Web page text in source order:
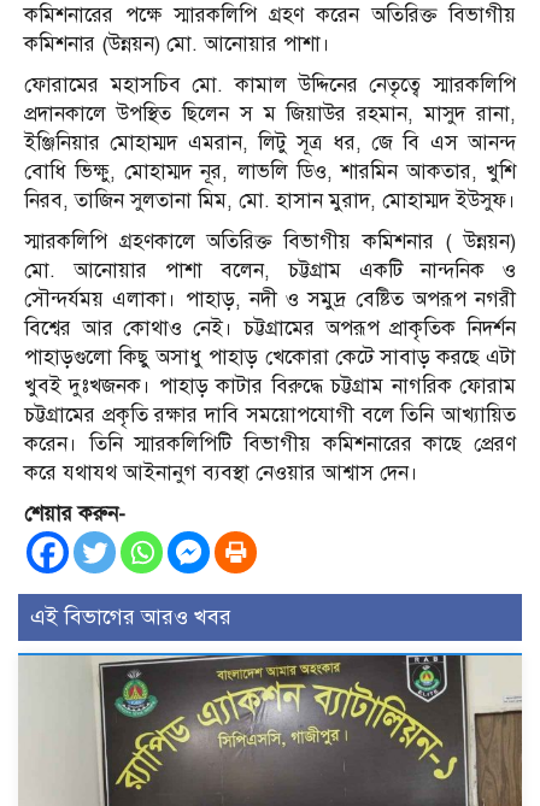
কমিশনারের পক্ষে স্মারকলিপি গ্রহণ করেন অতিরিক্ত বিভাগীয়
কমিশনার (উন্নয়ন) মো. আনোয়ার পাশা।
ফোরামের মহাসচিব মো. কামাল উদ্দিনের নেতৃত্বে স্মারকলিপি
প্রদানকালে উপস্থিত ছিলেন স ম জিয়াউর রহমান, মাসুদ রানা,
ইঞ্জিনিয়ার মোহাম্মদ এমরান, লিটু সূত্র ধর, জে বি এস আনন্দ
বোধি ভিক্ষু, মোহাম্মদ নূর, লাভলি ডিও, শারমিন আকতার, খুশি
নিরব, তাজিন সুলতানা মিম, মো. হাসান মুরাদ, মোহাম্মদ ইউসুফ।
স্মারকলিপি গ্রহণকালে অতিরিক্ত বিভাগীয় কমিশনার ( উন্নয়ন)
মো. আনোয়ার পাশা বলেন, চট্টগ্রাম একটি নান্দনিক ও
সৌন্দর্যময় এলাকা। পাহাড়, নদী ও সমুদ্র বেষ্টিত অপরূপ নগরী
বিশ্বের আর কোথাও নেই। চট্টগ্রামের অপরূপ প্রাকৃতিক নিদর্শন
পাহাড়গুলো কিছু অসাধু পাহাড় খেকোরা কেটে সাবাড় করছে এটা
খুবই দুঃখজনক। পাহাড় কাটার বিরুদ্ধে চট্টগ্রাম নাগরিক ফোরাম
চট্টগ্রামের প্রকৃতি রক্ষার দাবি সময়োপযোগী বলে তিনি আখ্যায়িত
করেন। তিনি স্মারকলিপিটি বিভাগীয় কমিশনারের কাছে প্রেরণ
করে যথাযথ আইনানুগ ব্যবস্থা নেওয়ার আশ্বাস দেন।
শেয়ার করুন-
এই বিভাগের আরও খবর